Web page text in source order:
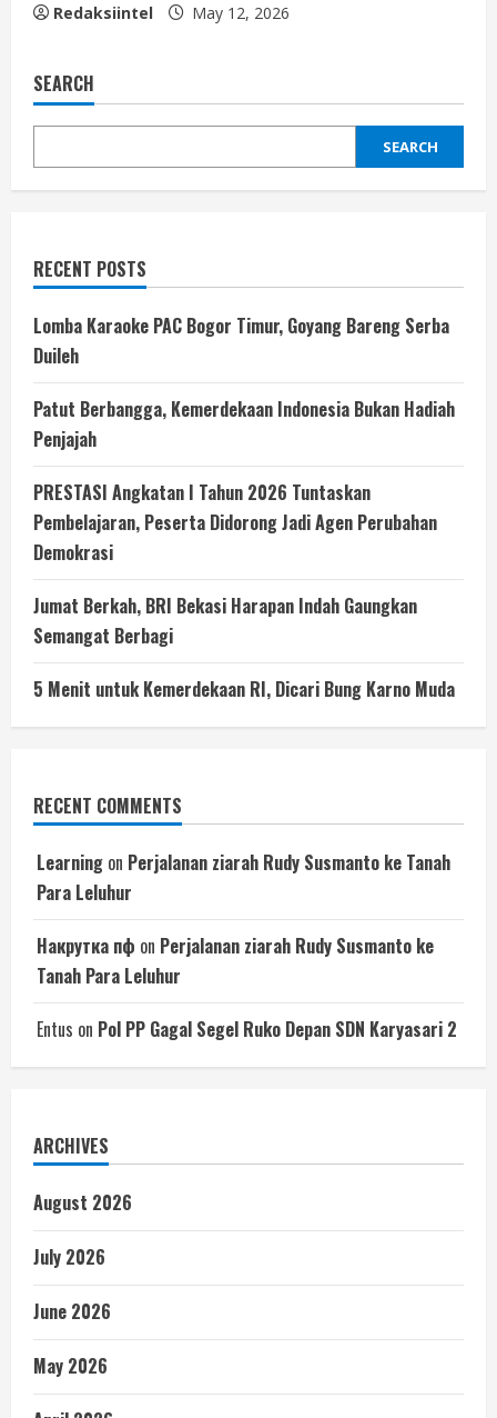
Redaksiintel May 12, 2026
SEARCH
SEARCH
RECENT POSTS
Lomba Karaoke PAC Bogor Timur, Goyang Bareng Serba
Duileh
Patut Berbangga, Kemerdekaan Indonesia Bukan Hadiah
Penjajah
PRESTASI Angkatan I Tahun 2026 Tuntaskan
Pembelajaran, Peserta Didorong Jadi Agen Perubahan
Demokrasi
Jumat Berkah, BRI Bekasi Harapan Indah Gaungkan
Semangat Berbagi
5 Menit untuk Kemerdekaan RI, Dicari Bung Karno Muda
RECENT COMMENTS
Learning on Perjalanan ziarah Rudy Susmanto ke Tanah
Para Leluhur
Накрутка пф on Perjalanan ziarah Rudy Susmanto ke
Tanah Para Leluhur
Entus on Pol PP Gagal Segel Ruko Depan SDN Karyasari 2
ARCHIVES
August 2026
July 2026
June 2026
May 2026